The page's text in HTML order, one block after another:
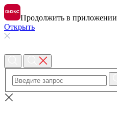
Продолжить в приложении
Открыть